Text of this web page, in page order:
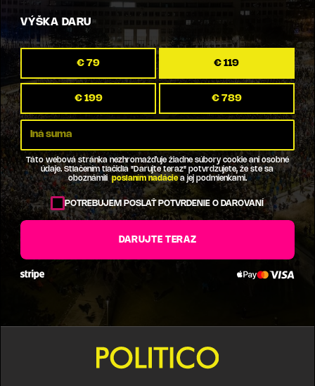
VÝŠKA DARU
€ 79 € 119
€ 199 € 789
Táto webová stránka nezhromažďuje žiadne súbory cookie ani osobné
údaje. Stlačením tlačidla "Darujte teraz" potvrdzujete, že ste sa
oboznámili poslaním nadáciea jej podmienkami.
POTREBUJEM POSLAŤ POTVRDENIE O DAROVANÍ
DARUJTE TERAZ